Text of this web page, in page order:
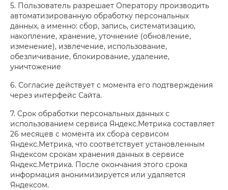
5. Пользователь разрешает Оператору производить
автоматизированную обработку персональных
данных, а именно: сбор, запись, систематизацию,
накопление, хранение, уточнение (обновление,
изменение), извлечение, использование,
обезличивание, блокирование, удаление,
уничтожение
6. Согласие действует с момента его подтверждения
через интерфейс Сайта.
7. Срок обработки персональных данных с
использованием сервиса Яндекс.Метрика составляет
26 месяцев с момента их сбора сервисом
Яндекс.Метрика, что соответствует установленным
Яндексом срокам хранения данных в сервисе
Яндекс.Метрика. После окончания этого срока
информация анонимизируется или удаляется
Яндексом.